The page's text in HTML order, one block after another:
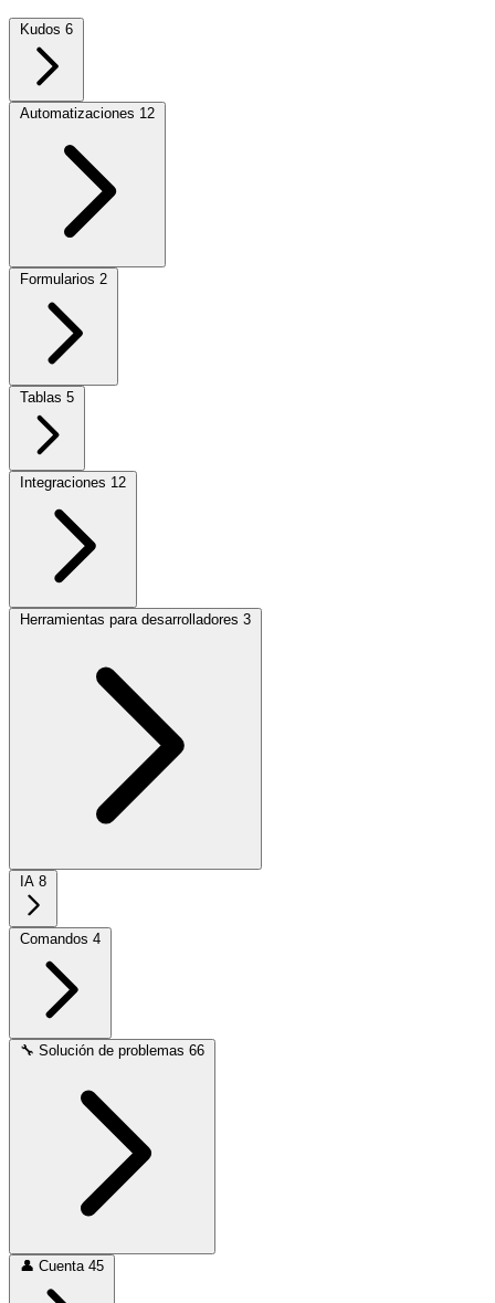
Kudos 6
Automatizaciones 12
Formularios 2
Tablas 5
Integraciones 12
Herramientas para desarrolladores 3
IA 8
Comandos 4
🔧 Solución de problemas 66
👤 Cuenta 45